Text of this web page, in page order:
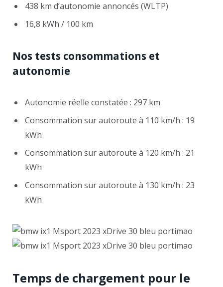
438 km d’autonomie annoncés (WLTP)
16,8 kWh / 100 km
Nos tests consommations et
autonomie
Autonomie réelle constatée : 297 km
Consommation sur autoroute à 110 km/h : 19
kWh
Consommation sur autoroute à 120 km/h : 21
kWh
Consommation sur autoroute à 130 km/h : 23
kWh
Temps de chargement pour le